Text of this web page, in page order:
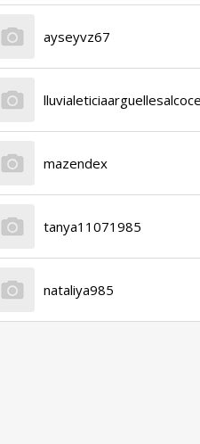
ayseyvz67
mazendex
tanya11071985
nataliya985